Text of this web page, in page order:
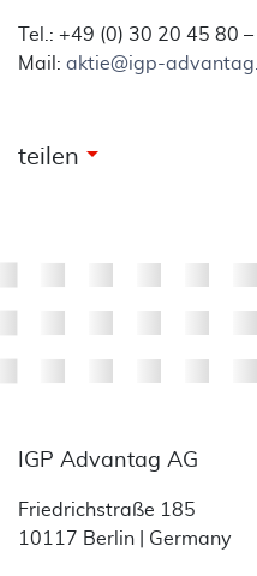
Tel.: +49 (0) 30 20 45 80
Mail: aktie@igp-
teilen arrow_drop_down
IGP Advantag AG
Friedrichstraße 185
10117 Berlin | Germany